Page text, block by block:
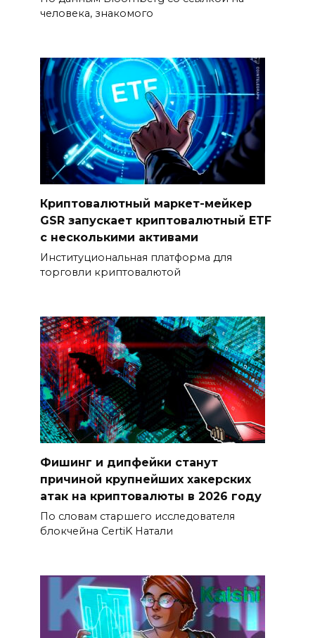
человека, знакомого
Криптовалютный маркет-мейкер
GSR запускает криптовалютный ETF
с несколькими активами
Институциональная платформа для
торговли криптовалютой
Фишинг и дипфейки станут
причиной крупнейших хакерских
атак на криптовалюты в 2026 году
По словам старшего исследователя
блокчейна CertiK Натали